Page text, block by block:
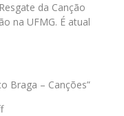
da Canção
na UFMG. É atual
Braga – Canções”